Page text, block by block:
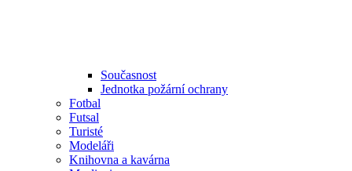
Současnost
Jednotka požární ochrany
Fotbal
Futsal
Turisté
Modeláři
Knihovna a kavárna